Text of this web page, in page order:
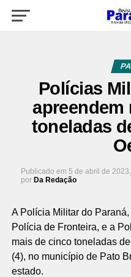
Polícias
apreendem
toneladas
Publicado em 5 de abril de
por Da Redação
A Polícia Militar do
Polícia de Fronteira, e a
mais de cinco toneladas
(4), no município de Pato
estado.